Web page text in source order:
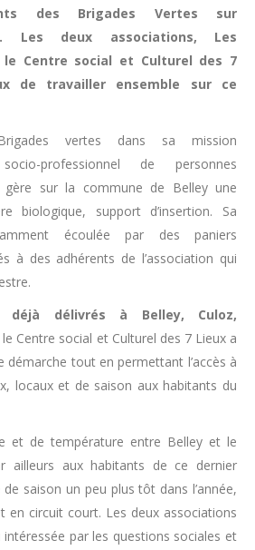
des Brigades Vertes sur
Les deux associations, Les
Centre social et Culturel des 7
de travailler ensemble sur ce
vertes dans sa mission
socio-professionnel de personnes
gère sur la commune de Belley une
biologique, support d’insertion. Sa
écoulée par des paniers
à des adhérents de l’association qui
déjà délivrés à Belley, Culoz,
le Centre social et Culturel des 7 Lieux a
démarche tout en permettant l’accès à
locaux et de saison aux habitants du
et de température entre Belley et le
ailleurs aux habitants de ce dernier
de saison un peu plus tôt dans l’année,
circuit court. Les deux associations
intéressée par les questions sociales et